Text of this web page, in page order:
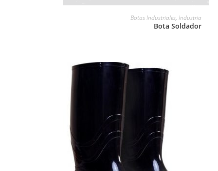
Botas Industriales,Industria
Bota Soldador